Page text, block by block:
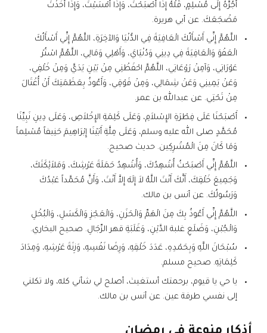
أَجُرَّهُ إِلَى مُسْلِمٍ، قُلْهُ إِذَا أَصْبَحْتَ، وَإِذَا أَمْسَيْتَ، وَإِذَا أَخَذْتَ
مَضْجَعَكَ. عن أبي هريرة.
اللَّهُمَّ إِنِّي أَسْأَلُكَ الْعَافِيَةَ فِي الدُّنْيَا وَالآخِرَةِ، اللَّهُمَّ إِنِّي أَسْأَلُكَ
الْعَفْوَ وَالْعَافِيَةَ فِي دِينِي وَدُنْيَايَ، وَأَهْلِي وَمَالِي، اللَّهُمَّ اسْتُرْ
عَوْرَاتِي، وَآمِنْ رَوْعَاتِي، اللَّهُمَّ احْفَظْنِي مِنْ بَيْنِ يَدَيَّ وَمِنْ خَلْفِي،
وَعَنْ يَمِينِي وَعَنْ شِمَالِي، وَمِنْ فَوْقِي، وَأَعُوذُ بِعَظَمَتِكَ أَنْ أُغْتَالَ
مِنْ تَحْتِي. عن عبدالله بن عمر.
أَصْبَحْنَا عَلَى فِطْرَةِ الإِسْلاَمِ، وَعَلَى كَلِمَةِ الإِخْلاَصِ، وَعَلَى دِينِ نَبِيِّنَا
مُحَمَّدٍ صلى الله عليه وسلم، وَعَلَى مِلَّةِ أَبَيْنَا إِبْرَاهِيمَ حَنِيفاً مُسْلِماً
وَمَا كَانَ مِنَ الْمُشْرِكِين. حديث صحيح.
اللَّهُمَّ إِنِّي أَصْبَحْتُ أُشْهِدُكَ، وَأُشْهِدُ حَمَلَةَ عَرْشِكَ، وَمَلاَئِكَتَكَ،
وَجَمِيعَ خَلْقِكَ، أَنَّكَ أَنْتَ اللَّهُ لاَ إِلَهَ إِلاَّ أَنْتَ، وَأَنَّ مُحَمَّداً عَبْدُكَ
وَرَسُولُكَ. عن أنس بن مالك.
اللَّهُمَّ إِنِّي أَعُوذُ بِكَ مِنَ الْهَمِّ وَالْحَزَنِ، وَالْعَجْزِ وَالْكَسَلِ، وَالْبُخْلِ
وَالْجُبْنِ، وَضَلَعِ غلبة الدَّيْنِ، وَغَلَبَةِ قهر الرِّجَالِ. صحيح البخاري.
سُبْحَانَ اللَّهِ وَبِحَمْدِهِ، عَدَدَ خَلْقِهِ، وَرِضَا نَفْسِهِ، وَزِنَةَ عَرْشِهِ، وَمِدَادَ
كَلِمَاتِهِ. صحيح مسلم.
يا حي يا قيوم، برحمتك أستغيث، أصلح لي شأني كله، ولا تكلني
إلى نفسي طرفة عين. عن أنس بن مالك.